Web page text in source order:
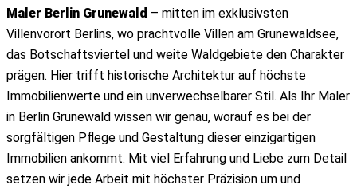
Innenputz
Tapezieren
Verputzen
Wände streichen
Türen lackieren
Holzschutzanstriche
Spachtelarbeiten
Außenarbeiten
Fassadenanstrich
Maler Berlin Grunewald – mitten im exklusivsten
Villenvorort Berlins, wo prachtvolle Villen am Grunewaldsee,
das Botschaftsviertel und weite Waldgebiete den Charakter
prägen. Hier trifft historische Architektur auf höchste
Immobilienwerte und ein unverwechselbarer Stil. Als Ihr Maler
in Berlin Grunewald wissen wir genau, worauf es bei der
sorgfältigen Pflege und Gestaltung dieser einzigartigen
Immobilien ankommt. Mit viel Erfahrung und Liebe zum Detail
setzen wir jede Arbeit mit höchster Präzision um und